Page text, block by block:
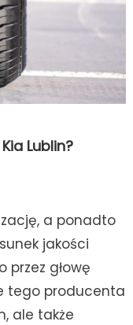
Lublin?
a ponadto
jakości
głowę
tego producenta
ale także